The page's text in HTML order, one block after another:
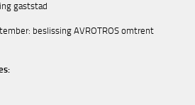
gaststad
beslissing AVROTROS omtrent